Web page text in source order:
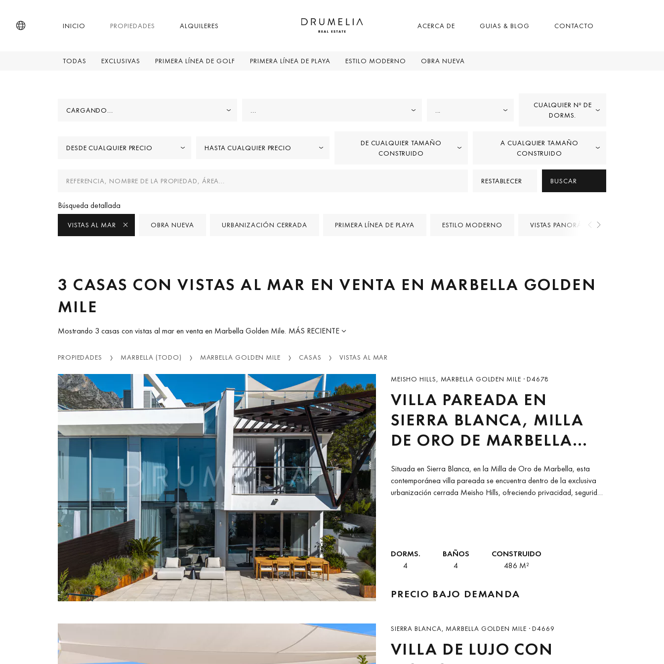
INICIO PROPIEDADES ALQUILERES ACERCA DE GUIAS & BLOG CONTACTO
TODAS EXCLUSIVAS PRIMERA LÍNEA DE GOLF PRIMERA LÍNEA DE PLAYA ESTILO MODERNO OBRA NUEVA
CARGANDO...
CUALQUIER Nº DE
DORMS.
DESDE CUALQUIER PRECIO HASTA CUALQUIER PRECIO
DE CUALQUIER TAMAÑO
CONSTRUIDO
A CUALQUIER TAMAÑO
CONSTRUIDO
RESTABLECER BUSCAR
Búsqueda detallada
VISTAS AL MAR OBRA NUEVA URBANIZACIÓN CERRADA PRIMERA LÍNEA DE PLAYA ESTILO MODERNO VISTAS PANORÁMICAS
3 CASAS CON VISTAS AL MAR EN VENTA EN MARBELLA GOLDEN
MILE
Mostrando 3 casas con vistas al mar en venta en Marbella Golden Mile. MÁS RECIENTE
PROPIEDADES MARBELLA (TODO) MARBELLA GOLDEN MILE CASAS VISTAS AL MAR
MEISHO HILLS, MARBELLA GOLDEN MILE · D4678
VILLA PAREADA EN
SIERRA BLANCA, MILLA
DE ORO DE MARBELLA
CON VISTAS AL MAR Y
SOLÁRIUM
Situada en Sierra Blanca, en la Milla de Oro de Marbella, esta
contemporánea villa pareada se encuentra dentro de la exclusiva
urbanización cerrada Meisho Hills, ofreciendo privacidad, seguridad
DORMS.
4
BAÑOS
4
CONSTRUIDO
486 M²
PRECIO BAJO DEMANDA
SIERRA BLANCA, MARBELLA GOLDEN MILE · D4669
VILLA DE LUJO CON